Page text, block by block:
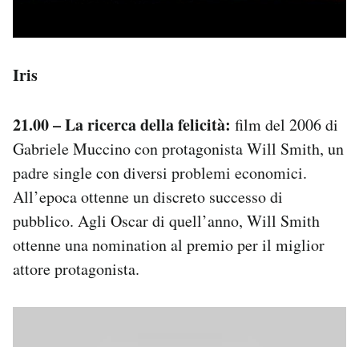
Iris
21.00 – La ricerca della felicità: film del 2006 di
Gabriele Muccino con protagonista Will Smith, un
padre single con diversi problemi economici.
All’epoca ottenne un discreto successo di
pubblico. Agli Oscar di quell’anno, Will Smith
ottenne una nomination al premio per il miglior
attore protagonista.